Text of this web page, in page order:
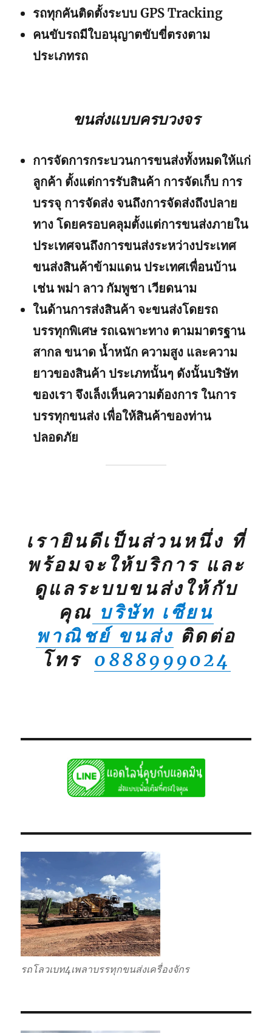
รถทุกคันติดตั้งระบบ GPS Tracking
คนขับรถมีใบอนุญาตขับขี่ตรงตาม
ประเภทรถ
ขนส่งแบบครบวงจร
การจัดการกระบวนการขนส่งทั้งหมดให้แก่
ลูกค้า ตั้งแต่การรับสินค้า การจัดเก็บ การ
บรรจุ การจัดส่ง จนถึงการจัดส่งถึงปลาย
ทาง โดยครอบคลุมตั้งแต่การขนส่งภายใน
ประเทศจนถึงการขนส่งระหว่างประเทศ
ขนส่งสินค้าข้ามแดน ประเทศเพื่อนบ้าน
เช่น พม่า ลาว กัมพูชา เวียดนาม
ในด้านการส่งสินค้า จะขนส่งโดยรถ
บรรทุกพิเศษ รถเฉพาะทาง ตามมาตรฐาน
สากล ขนาด น้ำหนัก ความสูง และความ
ยาวของสินค้า ประเภทนั้นๆ ดังนั้นบริษัท
ของเรา จึงเล็งเห็นความต้องการ ในการ
บรรทุกขนส่ง เพื่อให้สินค้าของท่าน
ปลอดภัย
เรายินดีเป็นส่วนหนึ่ง ที่
พร้อมจะให้บริการ และ
ดูแลระบบขนส่งให้กับ
คุณ บริษัท เซียน
พาณิชย์ ขนส่ง ติดต่อ
โทร 0888999024
รถโลวเบท4เพลาบรรทุกขนส่งเครื่องจักร